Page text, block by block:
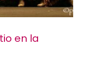
en la